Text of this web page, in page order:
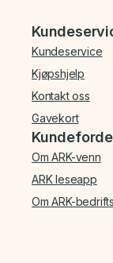
Bunnmeny
Kundeservice
Kjøpshjelp
Kontakt oss
Gavekort
Om ARK-venn
ARK leseapp
Om ARK-